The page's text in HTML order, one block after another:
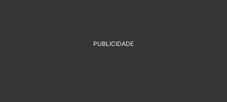
PUBLICIDADE